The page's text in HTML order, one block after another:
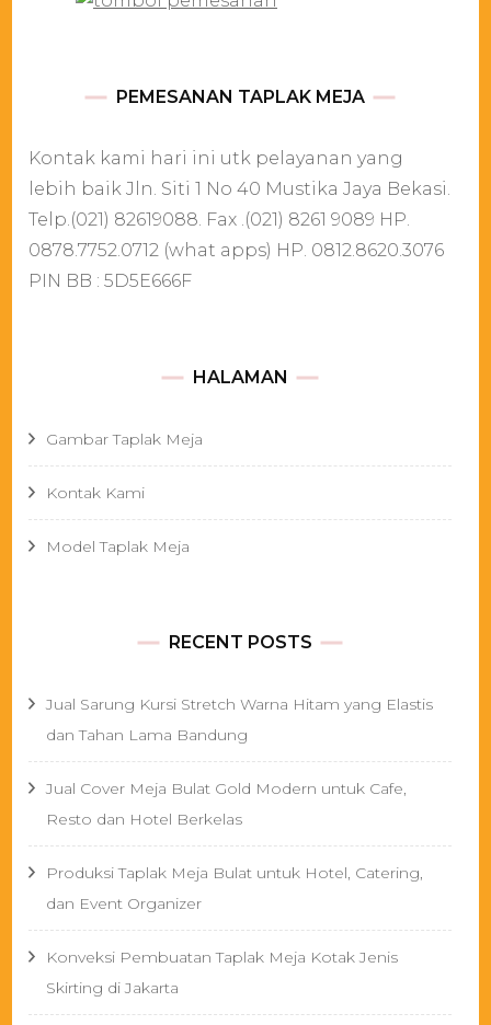
PEMESANAN TAPLAK MEJA
Kontak kami hari ini utk pelayanan yang
lebih baik Jln. Siti 1 No 40 Mustika Jaya Bekasi.
Telp.(021) 82619088. Fax .(021) 8261 9089 HP.
0878.7752.0712 (what apps) HP. 0812.8620.3076
PIN BB : 5D5E666F
HALAMAN
Gambar Taplak Meja
Kontak Kami
Model Taplak Meja
RECENT POSTS
Jual Sarung Kursi Stretch Warna Hitam yang Elastis
dan Tahan Lama Bandung
Jual Cover Meja Bulat Gold Modern untuk Cafe,
Resto dan Hotel Berkelas
Produksi Taplak Meja Bulat untuk Hotel, Catering,
dan Event Organizer
Konveksi Pembuatan Taplak Meja Kotak Jenis
Skirting di Jakarta